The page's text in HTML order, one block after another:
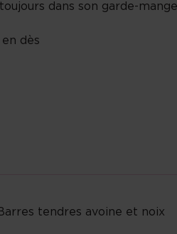
dans son garde-
dès
tendres avoine et noix